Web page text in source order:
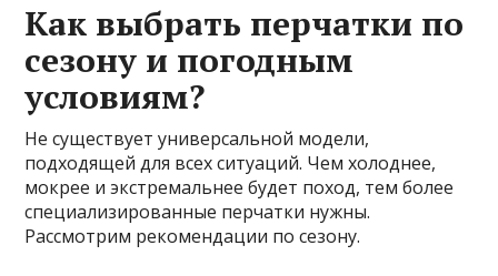
Как выбрать перчатки по
сезону и погодным
условиям?
Не существует универсальной модели,
подходящей для всех ситуаций. Чем холоднее,
мокрее и экстремальнее будет поход, тем более
специализированные перчатки нужны.
Рассмотрим рекомендации по сезону.